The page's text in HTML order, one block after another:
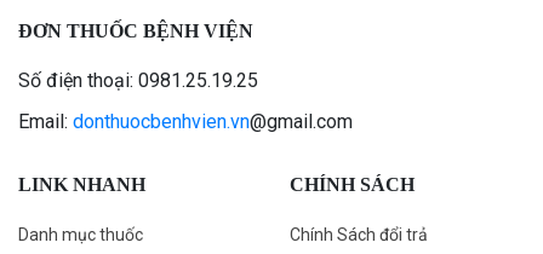
ĐƠN THUỐC BỆNH VIỆN
Số điện thoại: 0981.25.19.25
Email: donthuocbenhvien.vn@gmail.com
LINK NHANH
Danh mục thuốc
CHÍNH SÁCH
Chính Sách đổi trả